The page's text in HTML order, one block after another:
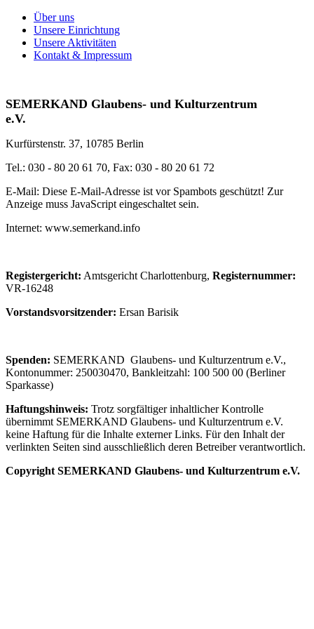
Über uns
Unsere Einrichtung
Unsere Aktivitäten
Kontakt & Impressum
SEMERKAND Glaubens- und Kulturzentrum
e.V.
Kurfürstenstr. 37, 10785 Berlin
Tel.: 030 - 80 20 61 70, Fax: 030 - 80 20 61 72
E-Mail: Diese E-Mail-Adresse ist vor Spambots geschützt! Zur
Anzeige muss JavaScript eingeschaltet sein.
Internet: www.semerkand.info
Registergericht: Amtsgericht Charlottenburg, Registernummer:
VR-16248
Vorstandsvorsitzender: Ersan Barisik
Spenden: SEMERKAND Glaubens- und Kulturzentrum e.V.,
Kontonummer: 250030470, Bankleitzahl: 100 500 00 (Berliner
Sparkasse)
Haftungshinweis: Trotz sorgfältiger inhaltlicher Kontrolle
übernimmt SEMERKAND Glaubens- und Kulturzentrum e.V.
keine Haftung für die Inhalte externer Links. Für den Inhalt der
verlinkten Seiten sind ausschließlich deren Betreiber verantwortlich.
Copyright SEMERKAND Glaubens- und Kulturzentrum e.V.